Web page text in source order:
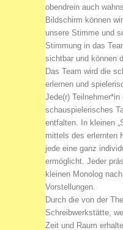
obendrein auch
Bildschirm können
unsere Stimme und
Stimmung in das
sichtbar und können
Das Team wird die
erlernen und
Jede(r)
schauspielerisches
entfalten. In kleinen
mittels des erlernten
jede eine ganz
ermöglicht. Jeder
kleinen Monolog
Vorstellungen.
Durch die von der
Schreibwerkstätte,
Zeit und Raum